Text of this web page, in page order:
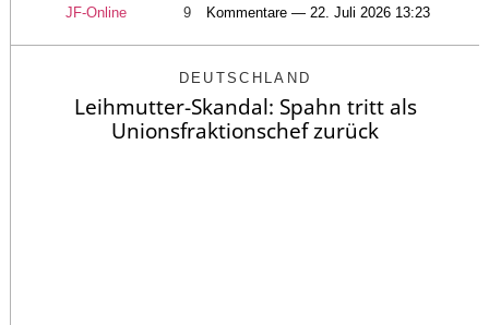
JF-Online 9 Kommentare — 22. Juli 2026 13:23
DEUTSCHLAND
Leihmutter-Skandal: Spahn tritt als
Unionsfraktionschef zurück